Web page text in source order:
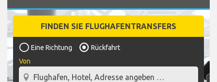
FINDEN SIE FLUGHAFENTRANSFERS
Eine Richtung
Rückfahrt
Von